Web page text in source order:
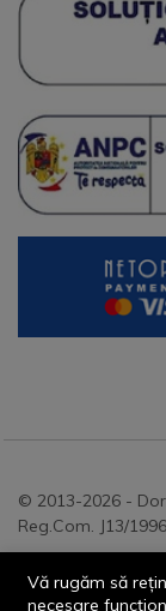
© 2013-2026 -
Reg.Com. J13/
Vă rugăm să
necesare